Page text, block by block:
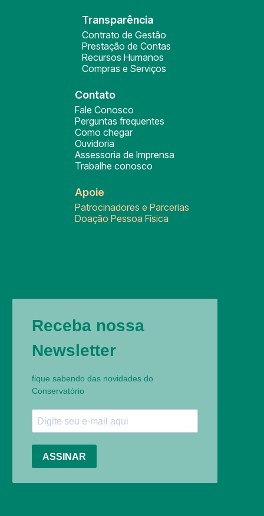
Transparência
Contrato de Gestão
Prestação de Contas
Recursos Humanos
Compras e Serviços
Contato
Fale Conosco
Perguntas frequentes
Como chegar
Ouvidoria
Assessoria de Imprensa
Trabalhe conosco
Apoie
Patrocinadores e Parcerias
Doação Pessoa Física